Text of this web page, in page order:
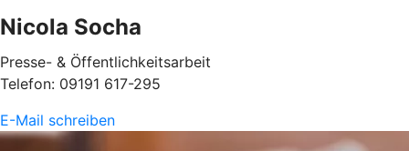
Nicola Socha
Presse- & Öffentlichkeitsarbeit
Telefon: 09191 617-295
E-Mail schreiben